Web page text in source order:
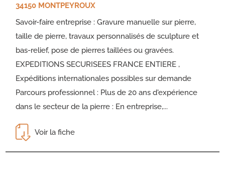
34150 MONTPEYROUX
Savoir-faire entreprise : Gravure manuelle sur pierre,
taille de pierre, travaux personnalisés de sculpture et
bas-relief, pose de pierres taillées ou gravées.
EXPEDITIONS SECURISEES FRANCE ENTIERE ,
Expéditions internationales possibles sur demande
Parcours professionnel : Plus de 20 ans d'expérience
dans le secteur de la pierre : En entreprise,...
Voir la fiche